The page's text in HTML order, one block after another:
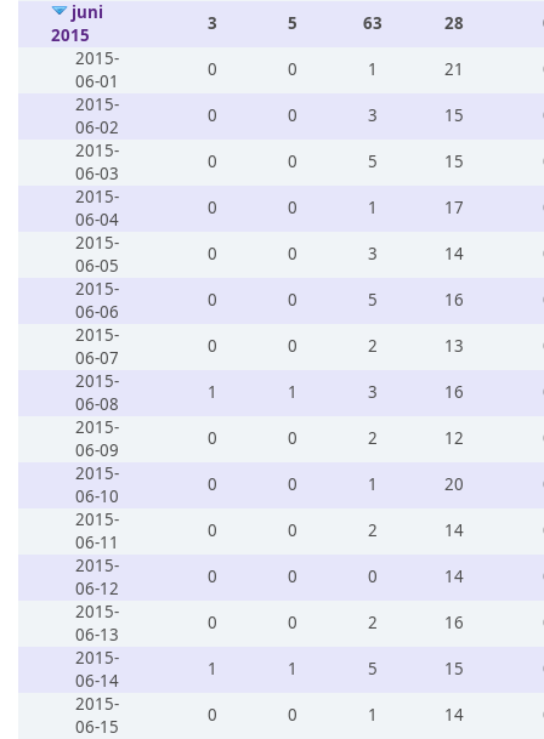
juni
2015
3 5 63 28
2015-
06-01
0 0 1 21
2015-
06-02
0 0 3 15
2015-
06-03
0 0 5 15
2015-
06-04
0 0 1 17
2015-
06-05
0 0 3 14
2015-
06-06
0 0 5 16
2015-
06-07
0 0 2 13
2015-
06-08
1 1 3 16
2015-
06-09
0 0 2 12
2015-
06-10
0 0 1 20
2015-
06-11
0 0 2 14
2015-
06-12
0 0 0 14
2015-
06-13
0 0 2 16
2015-
06-14
1 1 5 15
2015-
06-15
0 0 1 14